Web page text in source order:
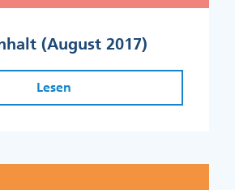
(August 2017)
Lesen